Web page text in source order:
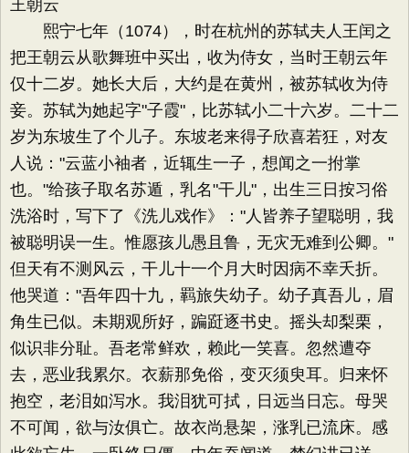
王朝云
熙宁七年（1074），时在杭州的苏轼夫人王闰之
把王朝云从歌舞班中买出，收为侍女，当时王朝云年
仅十二岁。她长大后，大约是在黄州，被苏轼收为侍
妾。苏轼为她起字"子霞"，比苏轼小二十六岁。二十二
岁为东坡生了个儿子。东坡老来得子欣喜若狂，对友
人说："云蓝小袖者，近辄生一子，想闻之一拊掌
也。"给孩子取名苏遁，乳名"干儿"，出生三日按习俗
洗浴时，写下了《洗儿戏作》："人皆养子望聪明，我
被聪明误一生。惟愿孩儿愚且鲁，无灾无难到公卿。"
但天有不测风云，干儿十一个月大时因病不幸夭折。
他哭道："吾年四十九，羁旅失幼子。幼子真吾儿，眉
角生已似。未期观所好，蹁跹逐书史。摇头却梨栗，
似识非分耻。吾老常鲜欢，赖此一笑喜。忽然遭夺
去，恶业我累尔。衣薪那免俗，变灭须臾耳。归来怀
抱空，老泪如泻水。我泪犹可拭，日远当日忘。母哭
不可闻，欲与汝俱亡。故衣尚悬架，涨乳已流床。感